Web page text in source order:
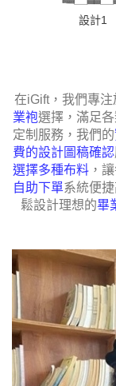
設計1
在iGift，我們專
業袍選擇，滿足
定制服務，我們的
費的設計圖稿確認
選擇多種布料 ，
自助下單系統便
鬆設計理想的畢